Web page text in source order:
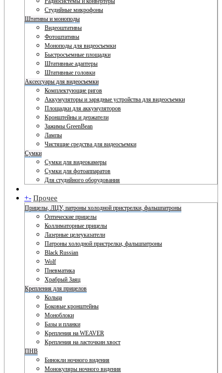
Студийные микрофоны
Штативы и моноподы
Видеоштативы
Фотоштативы
Моноподы для видеосъемки
Быстросъемные площадки
Штативные адаптеры
Штативные головки
Аксессуары для видеосъемки
Комплектующие ригов
Аккумуляторы и зарядные устройства для видеосъемки
Площадки для аккумуляторов
Кронштейны и держатели
Зажимы GreenBean
Лампы
Чистящие средства для видеосъемки
Сумки
Сумки для видеокамеры
Сумки для фотоаппаратов
Для студийного оборудования
+- Прочее
Прицелы, ЛЦУ, патроны холодной пристрелки, фальшпатроны
Оптические прицелы
Коллиматорные прицелы
Лазерные целеуказатели
Патроны холодной пристрелки, фальшпатроны
Black Russian
Wolf
Пневматика
Храбрый Заяц
Крепления для прицелов
Кольца
Боковые кронштейны
Моноблоки
Базы и планки
Крепления на WEAVER
Крепления на ласточкин хвост
ПНВ
Бинокли ночного видения
Монокуляры ночного видения